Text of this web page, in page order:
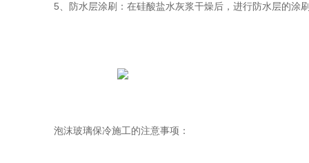
5、防水层涂刷：在硅酸盐水灰浆干燥后，进行防水层的涂
泡沫玻璃保冷施工的注意事项：